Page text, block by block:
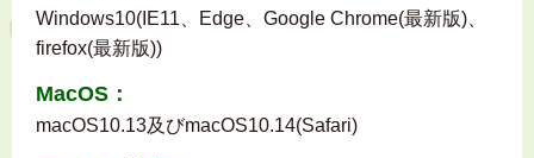
Windows10(IE11、Edge、Google Chrome(最新版)、
firefox(最新版))
MacOS：
macOS10.13及びmacOS10.14(Safari)